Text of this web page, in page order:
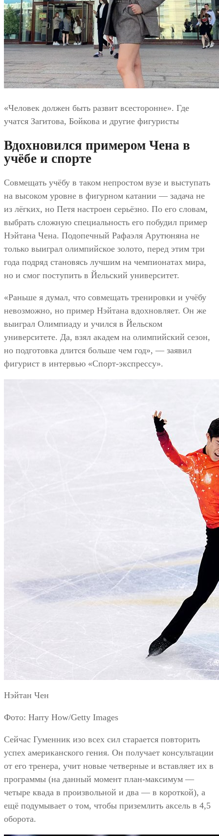
«Человек должен быть развит всесторонне». Где
учатся Загитова, Бойкова и другие фигуристы
Вдохновился примером Чена в
учёбе и спорте
Совмещать учёбу в таком непростом вузе и выступать
на высоком уровне в фигурном катании — задача не
из лёгких, но Петя настроен серьёзно. По его словам,
выбрать сложную специальность его побудил пример
Нэйтана Чена. Подопечный Рафаэля Арутюняна не
только выиграл олимпийское золото, перед этим три
года подряд становясь лучшим на чемпионатах мира,
но и смог поступить в Йельский университет.
«Раньше я думал, что совмещать тренировки и учёбу
невозможно, но пример Нэйтана вдохновляет. Он же
выиграл Олимпиаду и учился в Йельском
университете. Да, взял академ на олимпийский сезон,
но подготовка длится больше чем год», — заявил
фигурист в интервью «Спорт-экспрессу».
Нэйтан Чен
Фото: Harry How/Getty Images
Сейчас Гуменник изо всех сил старается повторить
успех американского гения. Он получает консультации
от его тренера, учит новые четверные и вставляет их в
программы (на данный момент план-максимум —
четыре квада в произвольной и два — в короткой), а
ещё подумывает о том, чтобы приземлить аксель в 4,5
оборота.